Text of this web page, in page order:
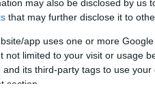
may also be disclosed by us
that may further disclose it to
app uses one or more
not limited to your visit or usage
its third-party tags to use
section.
δρομικές κοινότητες
και απευθύνονται